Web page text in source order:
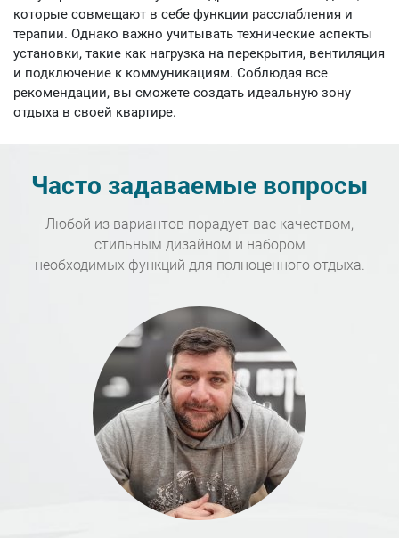
которые совмещают в себе функции расслабления и
терапии. Однако важно учитывать технические аспекты
установки, такие как нагрузка на перекрытия, вентиляция
и подключение к коммуникациям. Соблюдая все
рекомендации, вы сможете создать идеальную зону
отдыха в своей квартире.
Часто задаваемые вопросы
Любой из вариантов порадует вас качеством,
стильным дизайном и набором
необходимых функций для полноценного отдыха.